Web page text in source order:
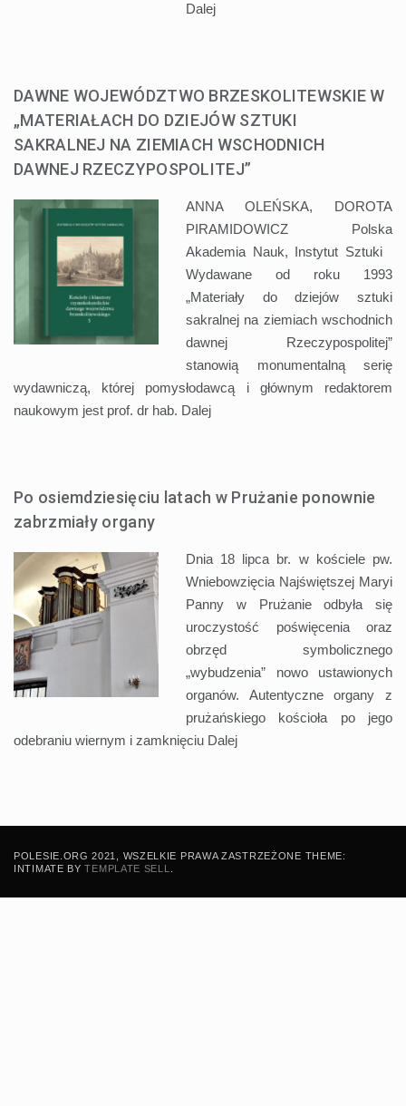
Dalej
DAWNE WOJEWÓDZTWO BRZESKOLITEWSKIE W
„MATERIAŁACH DO DZIEJÓW SZTUKI
SAKRALNEJ NA ZIEMIACH WSCHODNICH
DAWNEJ RZECZYPOSPOLITEJ”
ANNA OLEŃSKA, DOROTA
PIRAMIDOWICZ Polska
Akademia Nauk, Instytut Sztuki
Wydawane od roku 1993
„Materiały do dziejów sztuki
sakralnej na ziemiach wschodnich
dawnej Rzeczypospolitej”
stanowią monumentalną serię
wydawniczą, której pomysłodawcą i głównym redaktorem
naukowym jest prof. dr hab. Dalej
Po osiemdziesięciu latach w Prużanie ponownie
zabrzmiały organy
Dnia 18 lipca br. w kościele pw.
Wniebowzięcia Najświętszej Maryi
Panny w Prużanie odbyła się
uroczystość poświęcenia oraz
obrzęd symbolicznego
„wybudzenia” nowo ustawionych
organów. Autentyczne organy z
prużańskiego kościoła po jego
odebraniu wiernym i zamknięciu Dalej
POLESIE.ORG 2021, WSZELKIE PRAWA ZASTRZEŻONE THEME:
INTIMATE BYTEMPLATE SELL